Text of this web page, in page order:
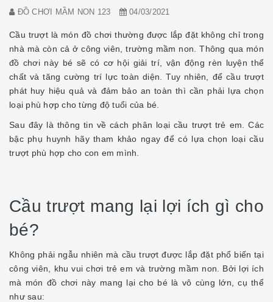
ĐỒ CHƠI MẦM NON 123 04/03/2021
Cầu trượt là món đồ chơi thường được lắp đặt không chỉ trong
nhà mà còn cả ở công viên, trường mầm non. Thông qua món
đồ chơi này bé sẽ có cơ hội giải trí, vận động rèn luyện thể
chất và tăng cường trí lực toàn diện. Tuy nhiên, để cầu trượt
phát huy hiệu quả và đảm bảo an toàn thì cần phải lựa chọn
loại phù hợp cho từng độ tuổi của bé.
Sau đây là thông tin về cách phân loại cầu trượt trẻ em. Các
bậc phụ huynh hãy tham khảo ngay để có lựa chọn loại cầu
trượt phù hợp cho con em mình.
Cầu trượt mang lại lợi ích gì cho
bé?
Không phải ngẫu nhiên mà cầu trượt được lắp đặt phổ biến tại
công viên, khu vui chơi trẻ em và trường mầm non. Bởi lợi ích
mà món đồ chơi này mang lại cho bé là vô cùng lớn, cụ thể
như sau: